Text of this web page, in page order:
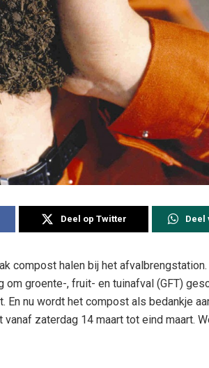
Deel op Twitter Deel
compost halen bij het
groente-, fruit- en tuinafval (GFT)
En nu wordt het compost als bedankje
zaterdag 14 maart tot eind maart.